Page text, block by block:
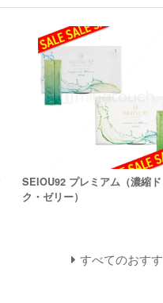
SEIOU92 プレミアム（濃縮
ク・ゼリー）
すべてのおす